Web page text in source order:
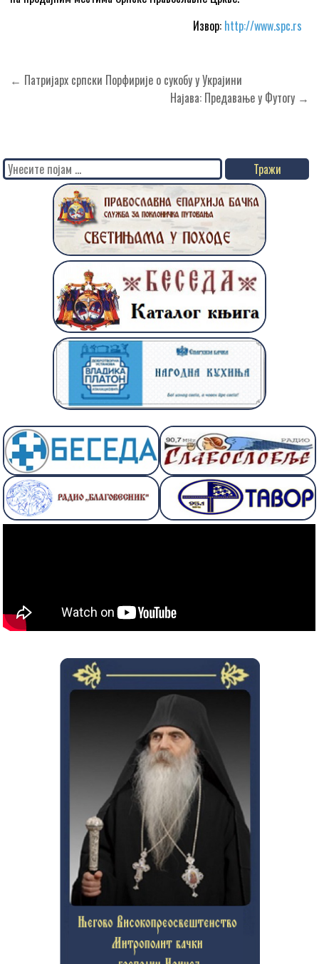
Извор: http://www.spc.rs
Кретање
← Патријарх српски Порфирије о сукобу у Украјини
Најава: Предавање у Футогу →
Search
for: